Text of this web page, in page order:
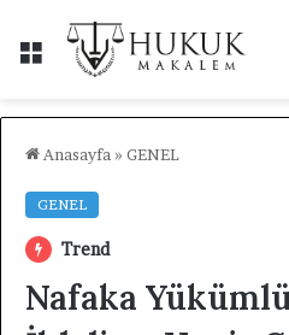
Menü
Anasayfa » GENEL
GENEL
Trend
Nafaka